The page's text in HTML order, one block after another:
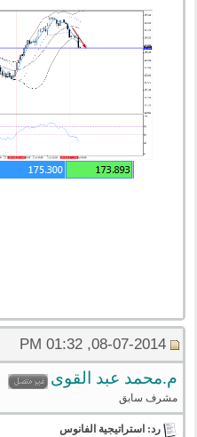
08-07-2014, 01:32 PM
م.محمد عبد القوى
مشرف سابق
رد: استراتيجية الفانوس